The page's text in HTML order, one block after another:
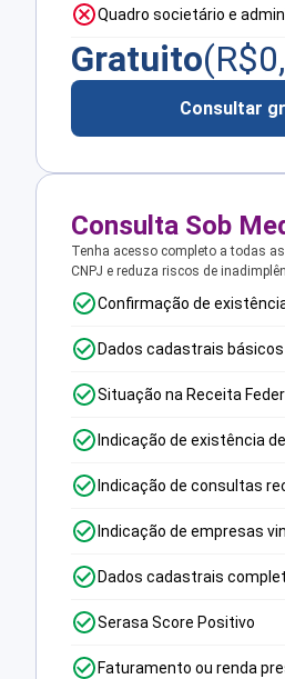
Quadro societário e
Gratuito(R$
Consultar
Consulta Sob
Tenha acesso completo a todas
CNPJ e reduza riscos de
Confirmação de
Dados cadastrais básicos
Situação na Receita
Indicação de existência
Indicação de consultas
Indicação de empresas
Dados cadastrais
Serasa Score Positivo
Faturamento ou renda